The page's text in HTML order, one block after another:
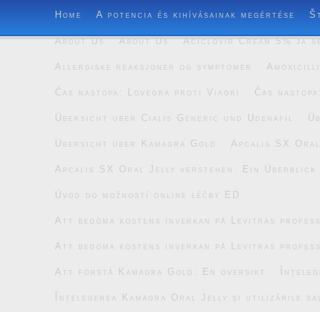
Home A potencia és kihívásainak megértése
About Us About Us Aciclovir Cream 5% ja
Allergiske reaksjoner og symptomer
Čas nastopa: Lovegra proti Viagri Čas
Übersicht über Cialis Generic und Udenafil
Übersicht über Kamagra Gold Apcalis SX
Apcalis SX Oral Jelly verstehen: Ein Überblick
Úvod do možností online léčby ED
Att bedöma kostens inverkan på Levitras
Att bedöma kostens inverkan på Levitras
Att förstå Kamagra Gold: En översikt
Înțelegerea Kamagra Oral Jelly și utilizările